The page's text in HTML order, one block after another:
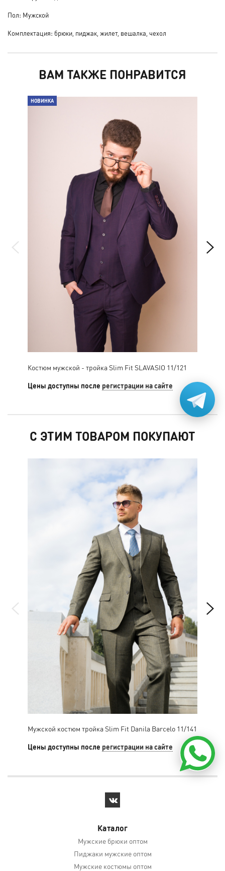
Пол: Мужской
Комплектация: брюки, пиджак, жилет, вешалка, чехол
ВАМ ТАКЖЕ ПОНРАВИТСЯ
НОВИНКА
Костюм мужской - тройка Slim Fit SLAVASIO 11/121
Цены доступны после регистрации на сайте
С ЭТИМ ТОВАРОМ ПОКУПАЮТ
Мужской костюм тройка Slim Fit Danila Barcelo 11/141
Цены доступны после регистрации на сайте
Каталог
Мужские брюки оптом
Пиджаки мужские оптом
Мужские костюмы оптом